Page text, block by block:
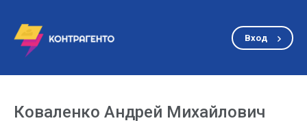
Вход
Коваленко Андрей Михайлович